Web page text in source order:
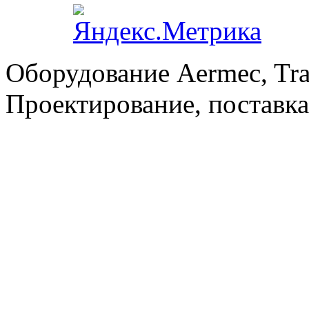
Оборудование Aermec,
Проектирование,